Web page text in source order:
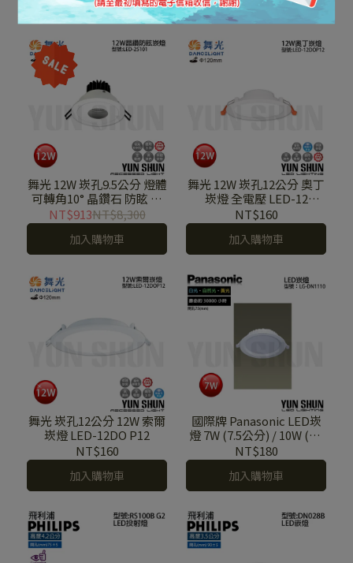
舞光 12W 崁孔9.5公分 燈體
可轉角10° 晶鑽石 防眩 崁
燈 LED-25101
NT$913NT$8,300
加入購物車
舞光 12W 崁孔12公分 奧丁
崁燈 全電壓 LED-12
DOP12
NT$160
加入購物車
舞光 崁孔12公分 12W 索爾
崁燈 LED-12DO P12
NT$160
加入購物車
國際牌 Panasonic LED崁
燈 7W (7.5公分) / 10W (9.5
公分) / 14W (12公分) / 16W
(15公分) / 30W (20.5公分)
投射燈 (三種色溫 / 全電壓)
NT$180
加入購物車